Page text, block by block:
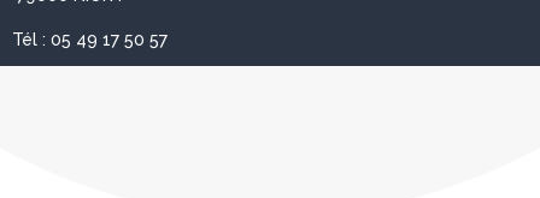
Tél : 05 49 17 50 57